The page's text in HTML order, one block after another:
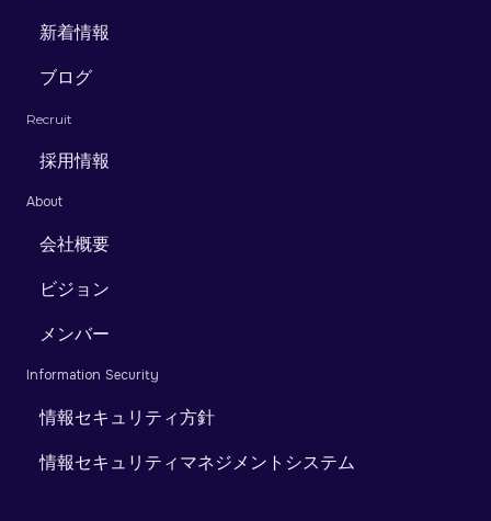
新着情報
ブログ
Recruit
採用情報
About
会社概要
ビジョン
メンバー
Information Security
情報セキュリティ方針
情報セキュリティマネジメントシステム